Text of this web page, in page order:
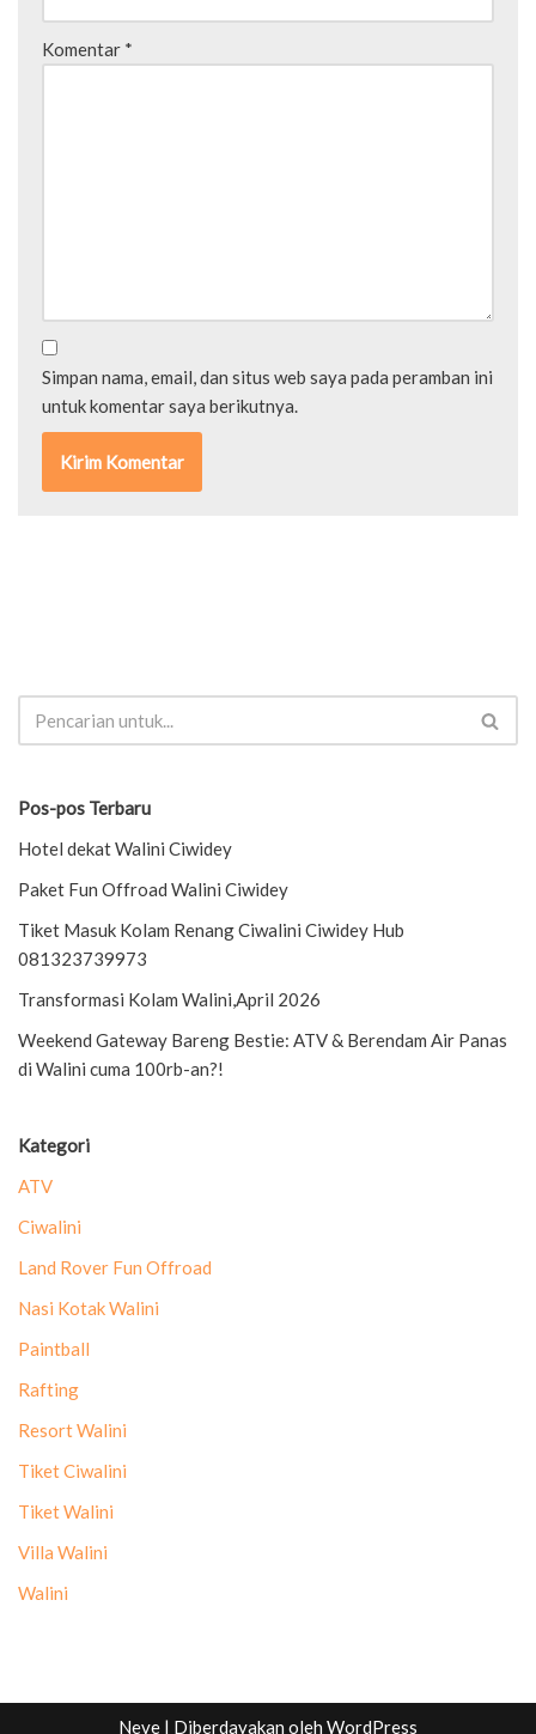
Komentar *
Simpan nama, email, dan situs web saya pada peramban ini
untuk komentar saya berikutnya.
Pos-pos Terbaru
Hotel dekat Walini Ciwidey
Paket Fun Offroad Walini Ciwidey
Tiket Masuk Kolam Renang Ciwalini Ciwidey Hub
081323739973
Transformasi Kolam Walini,April 2026
Weekend Gateway Bareng Bestie: ATV & Berendam Air Panas
di Walini cuma 100rb-an?!
Kategori
ATV
Ciwalini
Land Rover Fun Offroad
Nasi Kotak Walini
Paintball
Rafting
Resort Walini
Tiket Ciwalini
Tiket Walini
Villa Walini
Walini
Neve | Diberdayakan oleh WordPress